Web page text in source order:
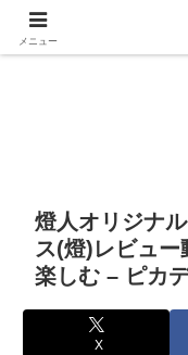
燈人オリジナ
ス(燈)レビュ
楽しむ – ピカ
X
メニュー